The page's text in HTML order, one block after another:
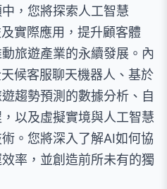
，您將探索人工智慧
實際應用，提升顧客體
旅遊產業的永續發展。內
候客服聊天機器人、基於
趨勢預測的數據分析、自
以及虛擬實境與人工智慧
。您將深入了解AI如何協
率，並創造前所未有的獨